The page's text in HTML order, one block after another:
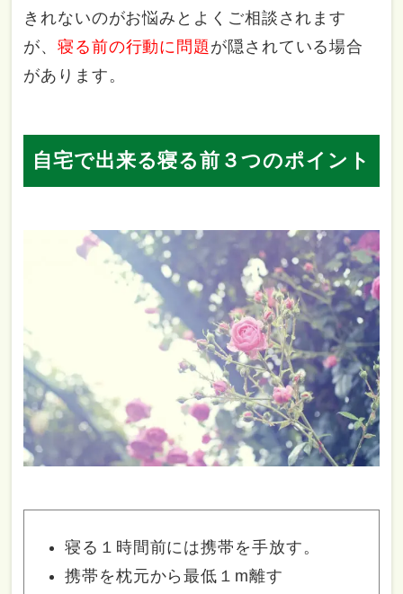
きれないのがお悩みとよくご相談されます
が、 寝る前の行動に問題 が隠されている場合
があります。
自宅で出来る寝る前３つのポイント
寝る１時間前には携帯を手放す。
携帯を枕元から最低１m離す